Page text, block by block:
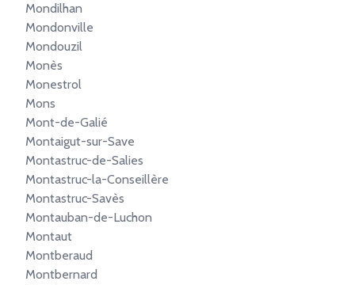
Mondilhan
Mondonville
Mondouzil
Monès
Monestrol
Mons
Mont-de-Galié
Montaigut-sur-Save
Montastruc-de-Salies
Montastruc-la-Conseillère
Montastruc-Savès
Montauban-de-Luchon
Montaut
Montberaud
Montbernard